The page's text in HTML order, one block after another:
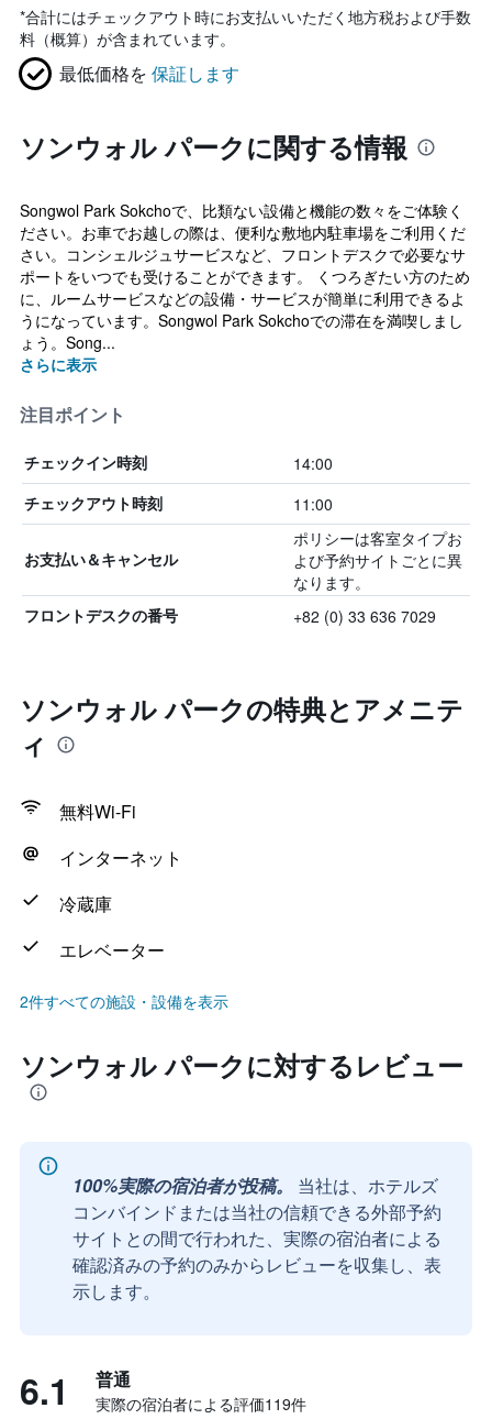
*合計にはチェックアウト時にお支払いいただく地方税および手数
料（概算）が含まれています。
最低価格を 保証します
ソンウォル パークに関する情報
Songwol Park Sokchoで、比類ない設備と機能の数々をご体験く
ださい。お車でお越しの際は、便利な敷地内駐車場をご利用くだ
さい。コンシェルジュサービスなど、フロントデスクで必要なサ
ポートをいつでも受けることができます。 くつろぎたい方のため
に、ルームサービスなどの設備・サービスが簡単に利用できるよ
うになっています。Songwol Park Sokchoでの滞在を満喫しまし
ょう。Song...
さらに表示
注目ポイント
チェックイン時刻 14:00
チェックアウト時刻 11:00
お支払い＆キャンセル
ポリシーは客室タイプお
よび予約サイトごとに異
なります。
フロントデスクの番号 +82 (0) 33 636 7029
ソンウォル パークの特典とアメニテ
ィ
無料Wi-Fi
インターネット
冷蔵庫
エレベーター
2件すべての施設・設備を表示
ソンウォル パークに対するレビュー
100%実際の宿泊者が投稿。
当社は、ホテルズ
コンバインドまたは当社の信頼できる外部予約
サイトとの間で行われた、実際の宿泊者による
確認済みの予約のみからレビューを収集し、表
示します。
6.1 普通
実際の宿泊者による評価119​件